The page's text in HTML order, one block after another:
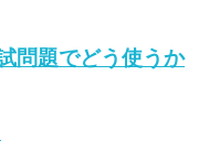
問題でどう使うか